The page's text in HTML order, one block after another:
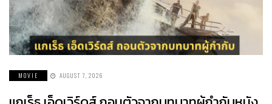
MOVIE AUGUST 7, 2026